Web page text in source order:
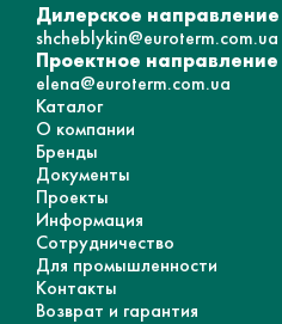
Дилерское направление
shcheblykin@euroterm.com.ua
Проектное направление
elena@euroterm.com.ua
Каталог
О компании
Бренды
Документы
Проекты
Информация
Сотрудничество
Для промышленности
Контакты
Возврат и гарантия